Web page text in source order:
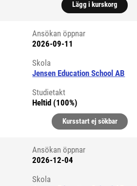
Lägg i kurskorg
Ansökan öppnar
2026-09-11
Skola
Jensen Education School AB
Studietakt
Heltid (100%)
Kursstart ej sökbar
Ansökan öppnar
2026-12-04
Skola